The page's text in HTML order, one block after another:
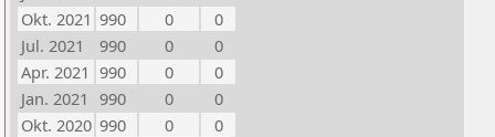
Okt. 2021 990 0
0
Jul. 2021
990 0
0
Apr. 2021 990 0
0
Jan. 2021 990 0
0
Okt. 2020 990 0
0